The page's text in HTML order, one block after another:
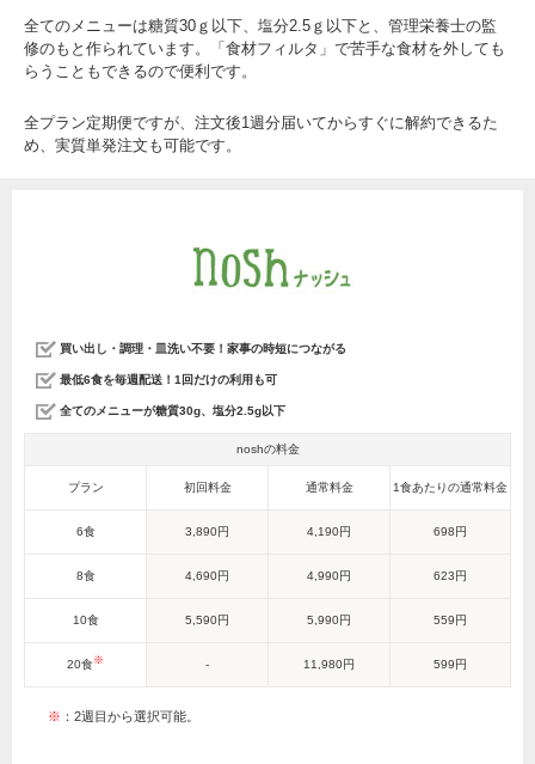
全てのメニューは糖質30ｇ以下、塩分2.5ｇ以下と、管理栄養士の監
修のもと作られています。「食材フィルタ」で苦手な食材を外しても
らうこともできるので便利です。
全プラン定期便ですが、注文後1週分届いてからすぐに解約できるた
め、実質単発注文も可能です。
買い出し・調理・皿洗い不要！家事の時短につながる
最低6食を毎週配送！1回だけの利用も可
全てのメニューが糖質30g、塩分2.5g以下
noshの料金
プラン 初回料金 通常料金 1食あたりの通常料金
6食 3,890円 4,190円 698円
8食 4,690円 4,990円 623円
10食 5,590円 5,990円 559円
20食※ - 11,980円 599円
※ ：2週目から選択可能。